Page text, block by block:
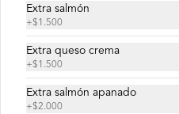
Extra salmón
+$1.500
Extra queso crema
+$1.500
Extra salmón apanado
+$2.000